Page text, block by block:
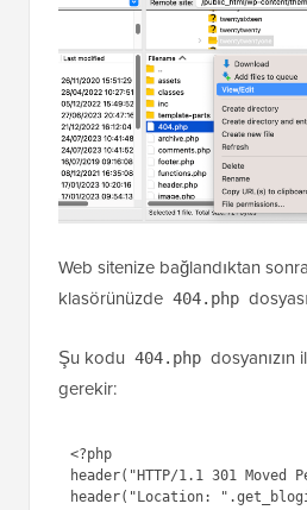
Web sitenize bağlandıktan
klasörünüzde 404.php
Şu kodu 404.php dosyanızın
gerekir:
1
2
<?php
header("HTTP/1.1